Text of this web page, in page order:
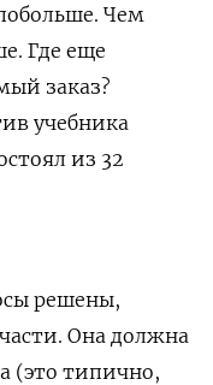
Чем
Где еще
заказ?
учебника
из 32
решены,
Она должна
(это типично,